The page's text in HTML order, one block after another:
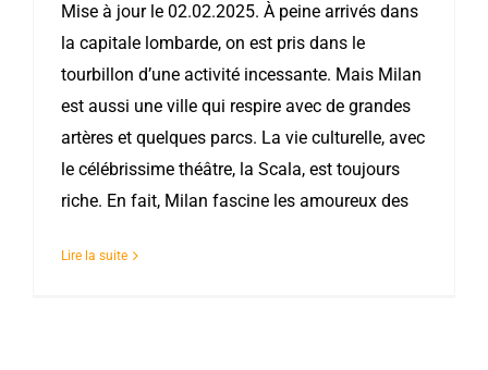
Mise à jour le 02.02.2025. À peine arrivés dans
la capitale lombarde, on est pris dans le
tourbillon d’une activité incessante. Mais Milan
est aussi une ville qui respire avec de grandes
artères et quelques parcs. La vie culturelle, avec
le célébrissime théâtre, la Scala, est toujours
riche. En fait, Milan fascine les amoureux des
Lire la suite